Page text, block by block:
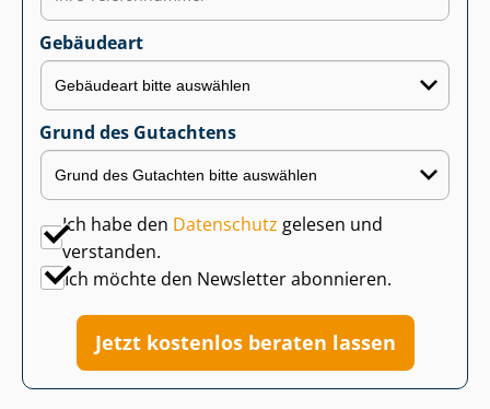
Gebäudeart
Grund des Gutachtens
Ich habe den Datenschutz gelesen und
verstanden.
Ich möchte den Newsletter abonnieren.
Jetzt kostenlos beraten lassen